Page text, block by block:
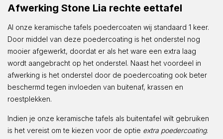
Afwerking Stone Lia rechte eettafel
Al onze keramische tafels poedercoaten wij standaard 1 keer.
Door middel van deze poedercoating is het onderstel nog
mooier afgewerkt, doordat er als het ware een extra laag
wordt aangebracht op het onderstel. Naast het voordeel in
afwerking is het onderstel door de poedercoating ook beter
beschermd tegen invloeden van buitenaf, krassen en
roestplekken.
Indien je onze keramische tafels als buitentafel wilt gebruiken
is het vereist om te kiezen voor de optie extra poedercoating.